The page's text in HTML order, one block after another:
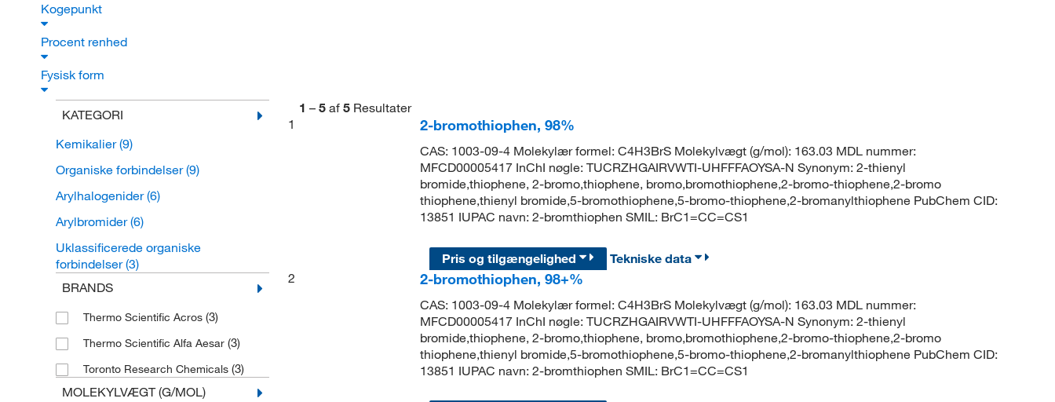
Kogepunkt
Procent renhed
Fysisk form
KATEGORI
Kemikalier(9)
Organiske forbindelser(9)
Arylhalogenider(6)
Arylbromider(6)
Uklassificerede organiske
forbindelser(3)
BRANDS
Thermo Scientific Acros (3)
Thermo Scientific Alfa Aesar (3)
Toronto Research Chemicals (3)
MOLEKYLVÆGT (G/MOL)
1 – 5 af 5 Resultater
1
2-bromothiophen, 98%
CAS: 1003-09-4 Molekylær formel: C4H3BrS Molekylvægt (g/mol): 163.03 MDL nummer:
MFCD00005417 InChI nøgle: TUCRZHGAIRVWTI-UHFFFAOYSA-N Synonym: 2-thienyl
bromide,thiophene, 2-bromo,thiophene, bromo,bromothiophene,2-bromo-thiophene,2-bromo
thiophene,thienyl bromide,5-bromothiophene,5-bromo-thiophene,2-bromanylthiophene PubChem CID:
13851 IUPAC navn: 2-bromthiophen SMIL: BrC1=CC=CS1
Pris og tilgængelighed
Tekniske data
2
2-bromothiophen, 98+%
CAS: 1003-09-4 Molekylær formel: C4H3BrS Molekylvægt (g/mol): 163.03 MDL nummer:
MFCD00005417 InChI nøgle: TUCRZHGAIRVWTI-UHFFFAOYSA-N Synonym: 2-thienyl
bromide,thiophene, 2-bromo,thiophene, bromo,bromothiophene,2-bromo-thiophene,2-bromo
thiophene,thienyl bromide,5-bromothiophene,5-bromo-thiophene,2-bromanylthiophene PubChem CID:
13851 IUPAC navn: 2-bromthiophen SMIL: BrC1=CC=CS1